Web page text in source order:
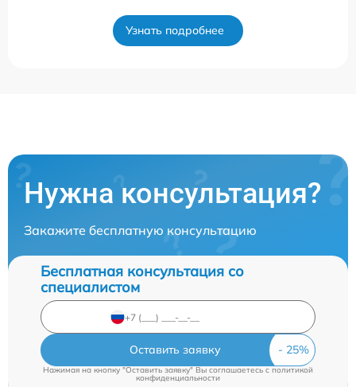
Узнать подробнее
Нужна консультация?
Закажите бесплатную консультацию
Бесплатная консультация со
специалистом
Оставить заявку
Нажимая на кнопку "Оставить заявку" Вы соглашаетесь c политикой
конфиденциальности